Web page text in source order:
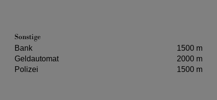
Sonstige
Bank
1500 m
Geldautomat
2000 m
Polizei
1500 m